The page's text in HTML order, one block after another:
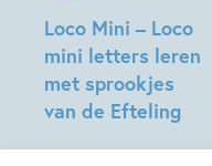
Loco Mini – Loco
mini letters leren
met sprookjes
van de Efteling